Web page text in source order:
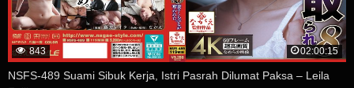
843 02:00:15
NSFS-489 Suami Sibuk Kerja, Istri Pasrah Dilumat Paksa – Leila